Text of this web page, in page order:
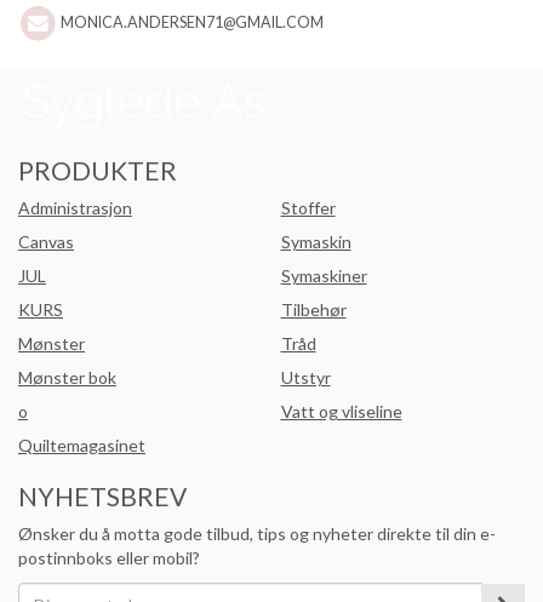
MONICA.ANDERSEN71@GMAIL.COM
PRODUKTER
Administrasjon
Canvas
JUL
KURS
Mønster
Mønster bok
o
Quiltemagasinet
Stoffer
Symaskin
Symaskiner
Tilbehør
Tråd
Utstyr
Vatt og vliseline
NYHETSBREV
Ønsker du å motta gode tilbud, tips og nyheter direkte til din e-
postinnboks eller mobil?